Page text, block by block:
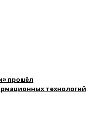
прошёл
технологий